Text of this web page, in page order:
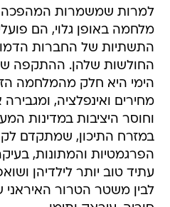
למרות שמשמרות המהפכה
מלחמה באופן גלוי, הם
התשתיות של החברות
החולשות שלהן. ההתקפה
הימי היא חלק מהמלחמה
מחירים ואינפלציה,
וחוסר היציבות במדינות
במזרח התיכון, שמתקדם
הפרגמטיות והמתונות,
עתיד טוב יותר לילדיהן
לבין משטר הטרור האיראני